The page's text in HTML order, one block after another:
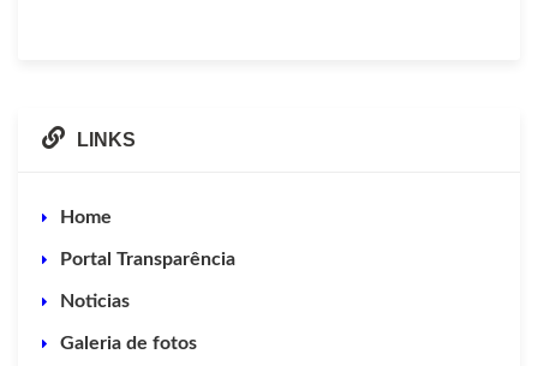
LINKS
Home
Portal Transparência
Noticias
Galeria de fotos